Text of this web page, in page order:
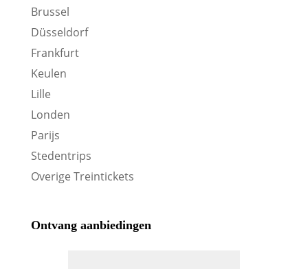
Brussel
Düsseldorf
Frankfurt
Keulen
Lille
Londen
Parijs
Stedentrips
Overige Treintickets
Ontvang aanbiedingen